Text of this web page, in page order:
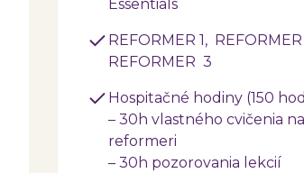
Essentials
REFORMER 1, REFORMER
REFORMER 3
Hospitačné hodiny (150
– 30h vlastného cvičenia na
reformeri
– 30h pozorovania lekcií